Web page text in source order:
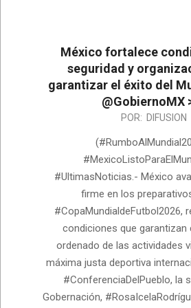
México fortalece
seguridad y
garantizar el éxito del
@GobiernoMX
POR: DIFUSION
#UltimasNoticias.- México
firme en los
#CopaMundialdeFutbol2026,
condiciones que garantizan
ordenado de las actividades
máxima justa deportiva
#ConferenciaDelPueblo, la
Gobernación,